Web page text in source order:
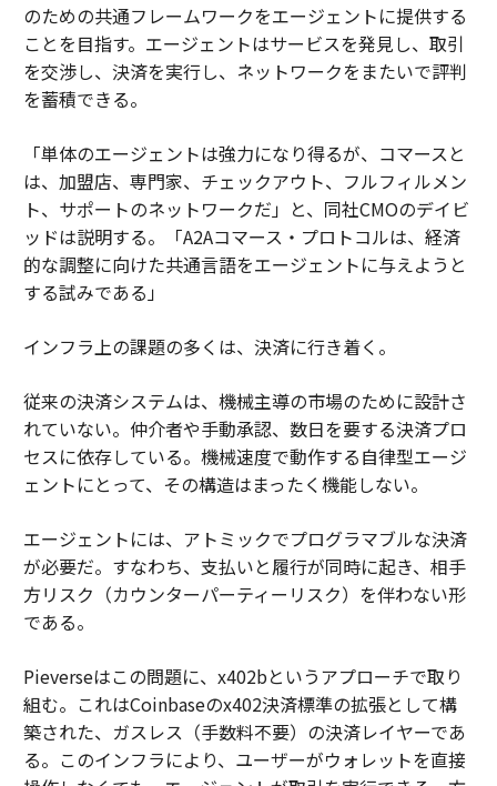
のための共通フレームワークをエージェントに提供する
ことを目指す。エージェントはサービスを発見し、取引
を交渉し、決済を実行し、ネットワークをまたいで評判
を蓄積できる。
「単体のエージェントは強力になり得るが、コマースと
は、加盟店、専門家、チェックアウト、フルフィルメン
ト、サポートのネットワークだ」と、同社CMOのデイビ
ッドは説明する。「A2Aコマース・プロトコルは、経済
的な調整に向けた共通言語をエージェントに与えようと
する試みである」
インフラ上の課題の多くは、決済に行き着く。
従来の決済システムは、機械主導の市場のために設計さ
れていない。仲介者や手動承認、数日を要する決済プロ
セスに依存している。機械速度で動作する自律型エージ
ェントにとって、その構造はまったく機能しない。
エージェントには、アトミックでプログラマブルな決済
が必要だ。すなわち、支払いと履行が同時に起き、相手
方リスク（カウンターパーティーリスク）を伴わない形
である。
Pieverseはこの問題に、x402bというアプローチで取り
組む。これはCoinbaseのx402決済標準の拡張として構
築された、ガスレス（手数料不要）の決済レイヤーであ
る。このインフラにより、ユーザーがウォレットを直接